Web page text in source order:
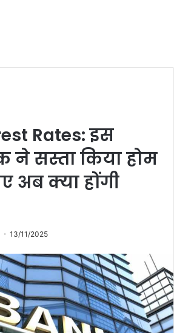
Rates: इस
ने सस्ता किया होम
अब क्या होंगी
13/11/2025